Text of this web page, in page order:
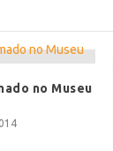
no Museu